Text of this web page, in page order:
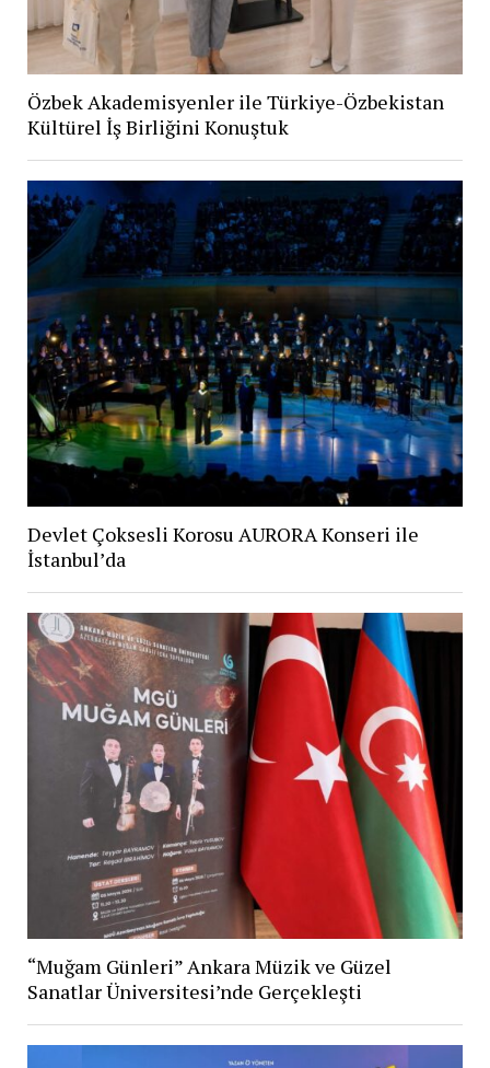
Özbek Akademisyenler ile Türkiye-Özbekistan
Kültürel İş Birliğini Konuştuk
Devlet Çoksesli Korosu AURORA Konseri ile
İstanbul’da
“Muğam Günleri” Ankara Müzik ve Güzel
Sanatlar Üniversitesi’nde Gerçekleşti